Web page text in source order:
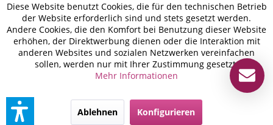
Diese Website benutzt Cookies, die für den technischen Betrieb
der Website erforderlich sind und stets gesetzt werden.
Andere Cookies, die den Komfort bei Benutzung dieser Website
erhöhen, der Direktwerbung dienen oder die Interaktion mit
anderen Websites und sozialen Netzwerken vereinfachen
sollen, werden nur mit Ihrer Zustimmung gesetzt.
Mehr Informationen
Ablehnen Konfigurieren